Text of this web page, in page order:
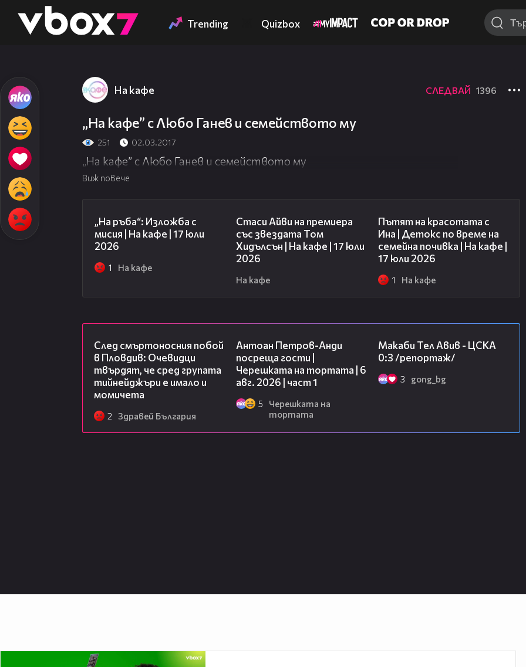
👾 Trending Quizbox
На кафе СЛЕДВАЙ 1396
„На кафе” с Любо Ганев и семейството му
251 02.03.2017
„На кафе” с Любо Ганев и семейството му
Виж повече
„На ръба“: Изложба с
мисия | На кафе | 17 юли
2026
1 На кафе
Стаси Айви на премиера
със звездата Том
Хидълсън | На кафе | 17 юли
2026
На кафе
Пътят на красотата с
Ина | Детокс по време на
семейна почивка | На кафе |
17 юли 2026
1 На кафе
След смъртоносния побой
в Пловдив: Очевидци
твърдят, че сред групата
тийнейджъри е имало и
момичета
2 Здравей България
Антоан Петров-Анди
посреща гости |
Черешката на тортата | 6
авг. 2026 | част 1
5
Черешката на
тортата
Макаби Тел Авив - ЦСКА
0:3 /репортаж/
3 gong_bg